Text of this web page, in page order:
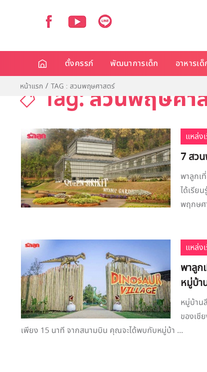
ตั้งครรภ์ พัฒนาการเด็ก อาหารเด็
หน้าแรก TAG : สวนพฤษศาสตร์
Tag: สวนพฤษศา
แหล่ง
7 สว
พาลูกเ
ได้เรีย
พฤกษศ
แหล่ง
พาลูก
หมู่บ้า
หมู่บ้าน
ของเชี
เพียง 15 นาที จากสนามบิน คุณจะได้พบกับหมู่บ้า ...